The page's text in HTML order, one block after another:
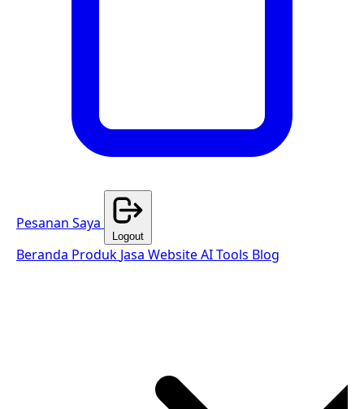
Pesanan Saya
Logout
Beranda Produk Jasa WebsiteAI Tools Blog